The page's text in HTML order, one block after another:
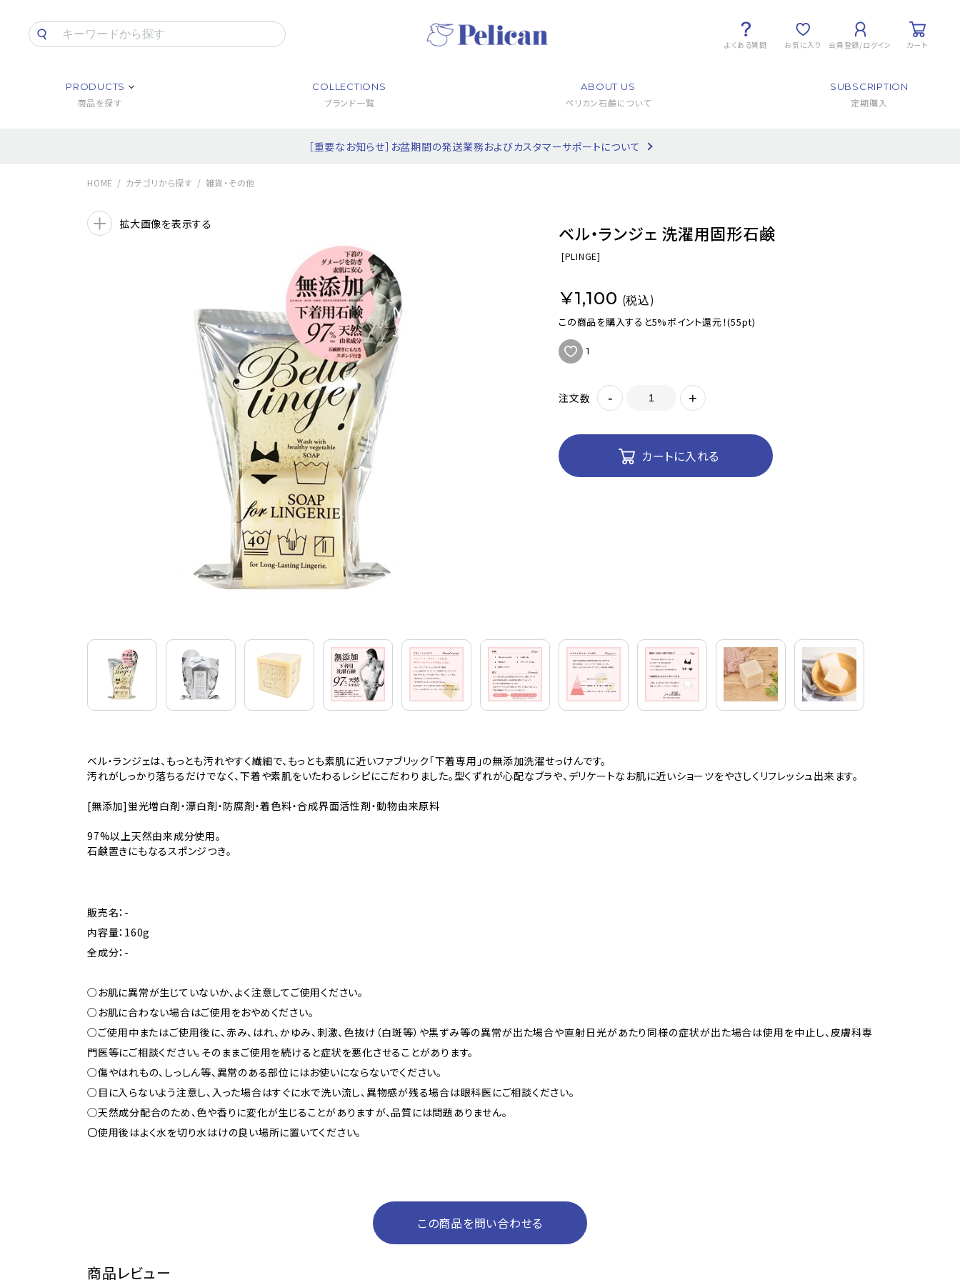
よくある質問 お気に入り 会員登録/ログイン カート
PRODUCTS
商品を探す
COLLECTIONS
ブランド一覧
ABOUT US
ペリカン石鹸について
SUBSCRIPTION
定期購入
［重要なお知らせ］お盆期間の発送業務およびカスタマーサポートについて
HOME カテゴリから探す 雑貨・その他
拡大画像を表示する ベル・ランジェ 洗濯用固形石鹸
[PLINGE]
¥1,100 (税込)
この商品を購入すると5%ポイント還元！(55pt)
1
注文数 - +
カートに入れる
ベル・ランジェは、もっとも汚れやすく繊細で、もっとも素肌に近いファブリック「下着専用」の無添加洗濯せっけんです。
汚れがしっかり落ちるだけでなく、下着や素肌をいたわるレシピにこだわりました。型くずれが心配なブラや、デリケートなお肌に近いショーツをやさしくリフレッシュ出来ます。
[無添加]蛍光増白剤・漂白剤・防腐剤・着色料・合成界面活性剤・動物由来原料
97%以上天然由来成分使用。
石鹸置きにもなるスポンジつき。
販売名：-
内容量：160g
全成分：-
○お肌に異常が生じていないか、よく注意してご使用ください。
○お肌に合わない場合はご使用をおやめください。
○ご使用中またはご使用後に、赤み、はれ、かゆみ、刺激、色抜け（白斑等）や黒ずみ等の異常が出た場合や直射日光があたり同様の症状が出た場合は使用を中止し、皮膚科専
門医等にご相談ください。そのままご使用を続けると症状を悪化させることがあります。
○傷やはれもの、しっしん等、異常のある部位にはお使いにならないでください。
○目に入らないよう注意し、入った場合はすぐに水で洗い流し、異物感が残る場合は眼科医にご相談ください。
◯天然成分配合のため、色や香りに変化が生じることがありますが、品質には問題ありません。
〇使用後はよく水を切り水はけの良い場所に置いてください。
この商品を問い合わせる
商品レビュー